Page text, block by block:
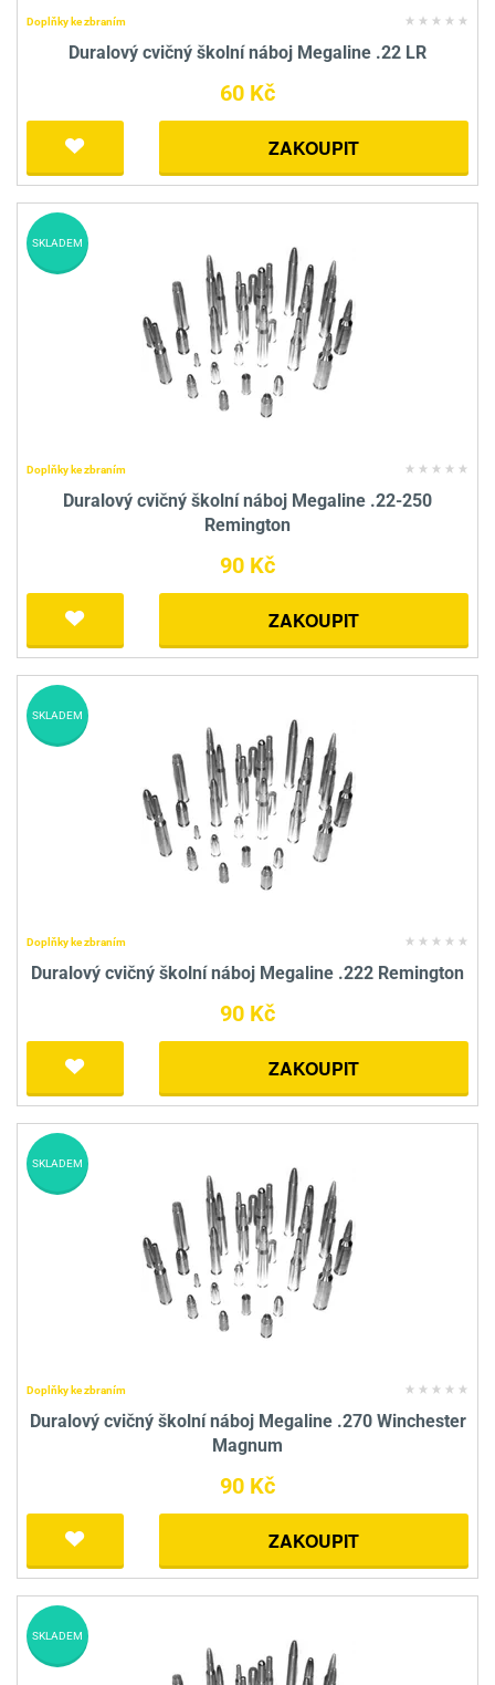
Doplňky ke zbraním
Duralový cvičný školní náboj Megaline .22 LR
60 Kč
ZAKOUPIT
Doplňky ke zbraním
Duralový cvičný školní náboj Megaline .22-250
Remington
90 Kč
ZAKOUPIT
SKLADEM
Doplňky ke zbraním
Duralový cvičný školní náboj Megaline .222 Remington
90 Kč
ZAKOUPIT
SKLADEM
Doplňky ke zbraním
Duralový cvičný školní náboj Megaline .270 Winchester
Magnum
90 Kč
ZAKOUPIT
SKLADEM
SKLADEM